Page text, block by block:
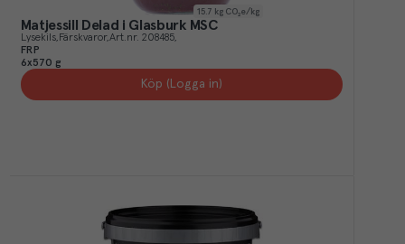
15.7 kg CO₂e/kg
Matjessill Delad i Glasburk MSC
Lysekils Färskvaror Art.nr. 208485
FRP
6x570 g
Köp (Logga in)